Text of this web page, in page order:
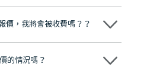
校訓，各分院匯聚來自香港、內地的
」，是諾貝爾種植系統全球放心植牙中
的顧客，受到粵港澳大灣區及周邊城
珠海、深圳設有八大分院，香港亦設
題都可以隨時預約免費咨詢，讓人十
價，我將會被收費嗎？？
你不會被收取任何費用。
的情況嗎？